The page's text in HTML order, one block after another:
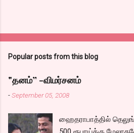
Popular posts from this blog
"தனம்” -விமர்சனம்
-September 05, 2008
ஹைதராபாத்தில்